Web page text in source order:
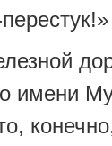
имени